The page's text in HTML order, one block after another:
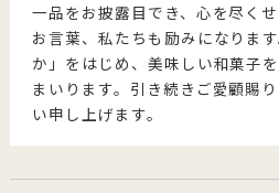
一品をお披露目でき、心を尽く
お言葉、私たちも励みになりま
か」をはじめ、美味しい和菓子
まいります。引き続きご愛顧賜
い申し上げます。